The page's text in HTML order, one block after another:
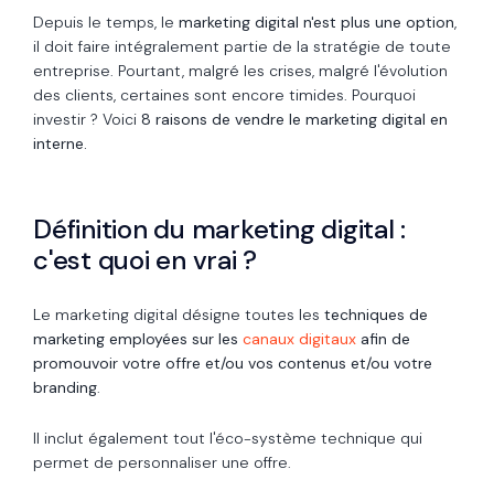
Depuis le temps, le marketing digital n'est plus une option,
il doit faire intégralement partie de la stratégie de toute
entreprise. Pourtant, malgré les crises, malgré l'évolution
des clients, certaines sont encore timides. Pourquoi
investir ? Voici 8 raisons de vendre le marketing digital en
interne.
Définition du marketing digital :
c'est quoi en vrai ?
Le marketing digital désigne toutes les techniques de
marketing employées sur les canaux digitaux afin de
promouvoir votre offre et/ou vos contenus et/ou votre
branding.
Il inclut également tout l'éco-système technique qui
permet de personnaliser une offre.